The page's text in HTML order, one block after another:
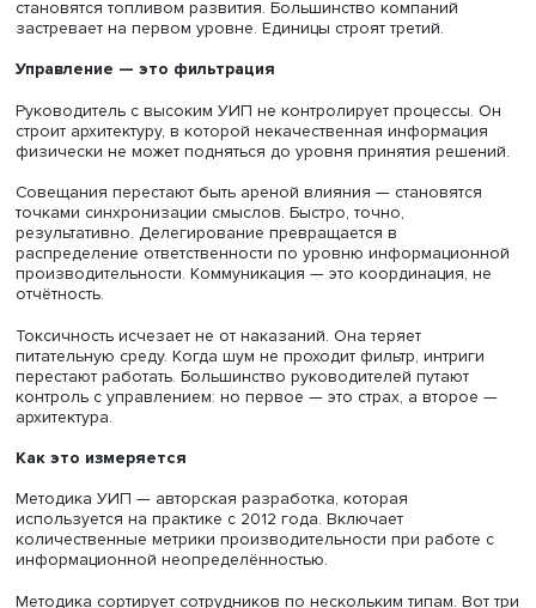
Индивидуальный. Человек действует в
падения результативности. Различает данные и
и интерпретации. Не защищает позицию — ищет смысл.
Увязывает смысл с архитектурой действий. Такие
— естественные фильтры управленческого шума.
Командный. Группа работает с противоречивыми
УИП: команда ищет решения. Разница в одном
становится видна через 20 минут.
Системный. Организация превращает ошибки в
модели, а не в поиск жертвы. Внутренние противоречия
застревает на первом уровне. Единицы строят третий.
Управление — это фильтрация
строит архитектуру, в которой некачественная
Совещания перестают быть ареной влияния —
точками синхронизации смыслов. Быстро, точно,
распределение ответственности по уровню